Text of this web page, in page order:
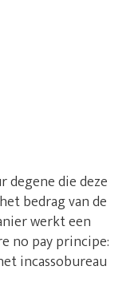
degene die deze
bedrag van de
werkt een
no pay principe:
incassobureau